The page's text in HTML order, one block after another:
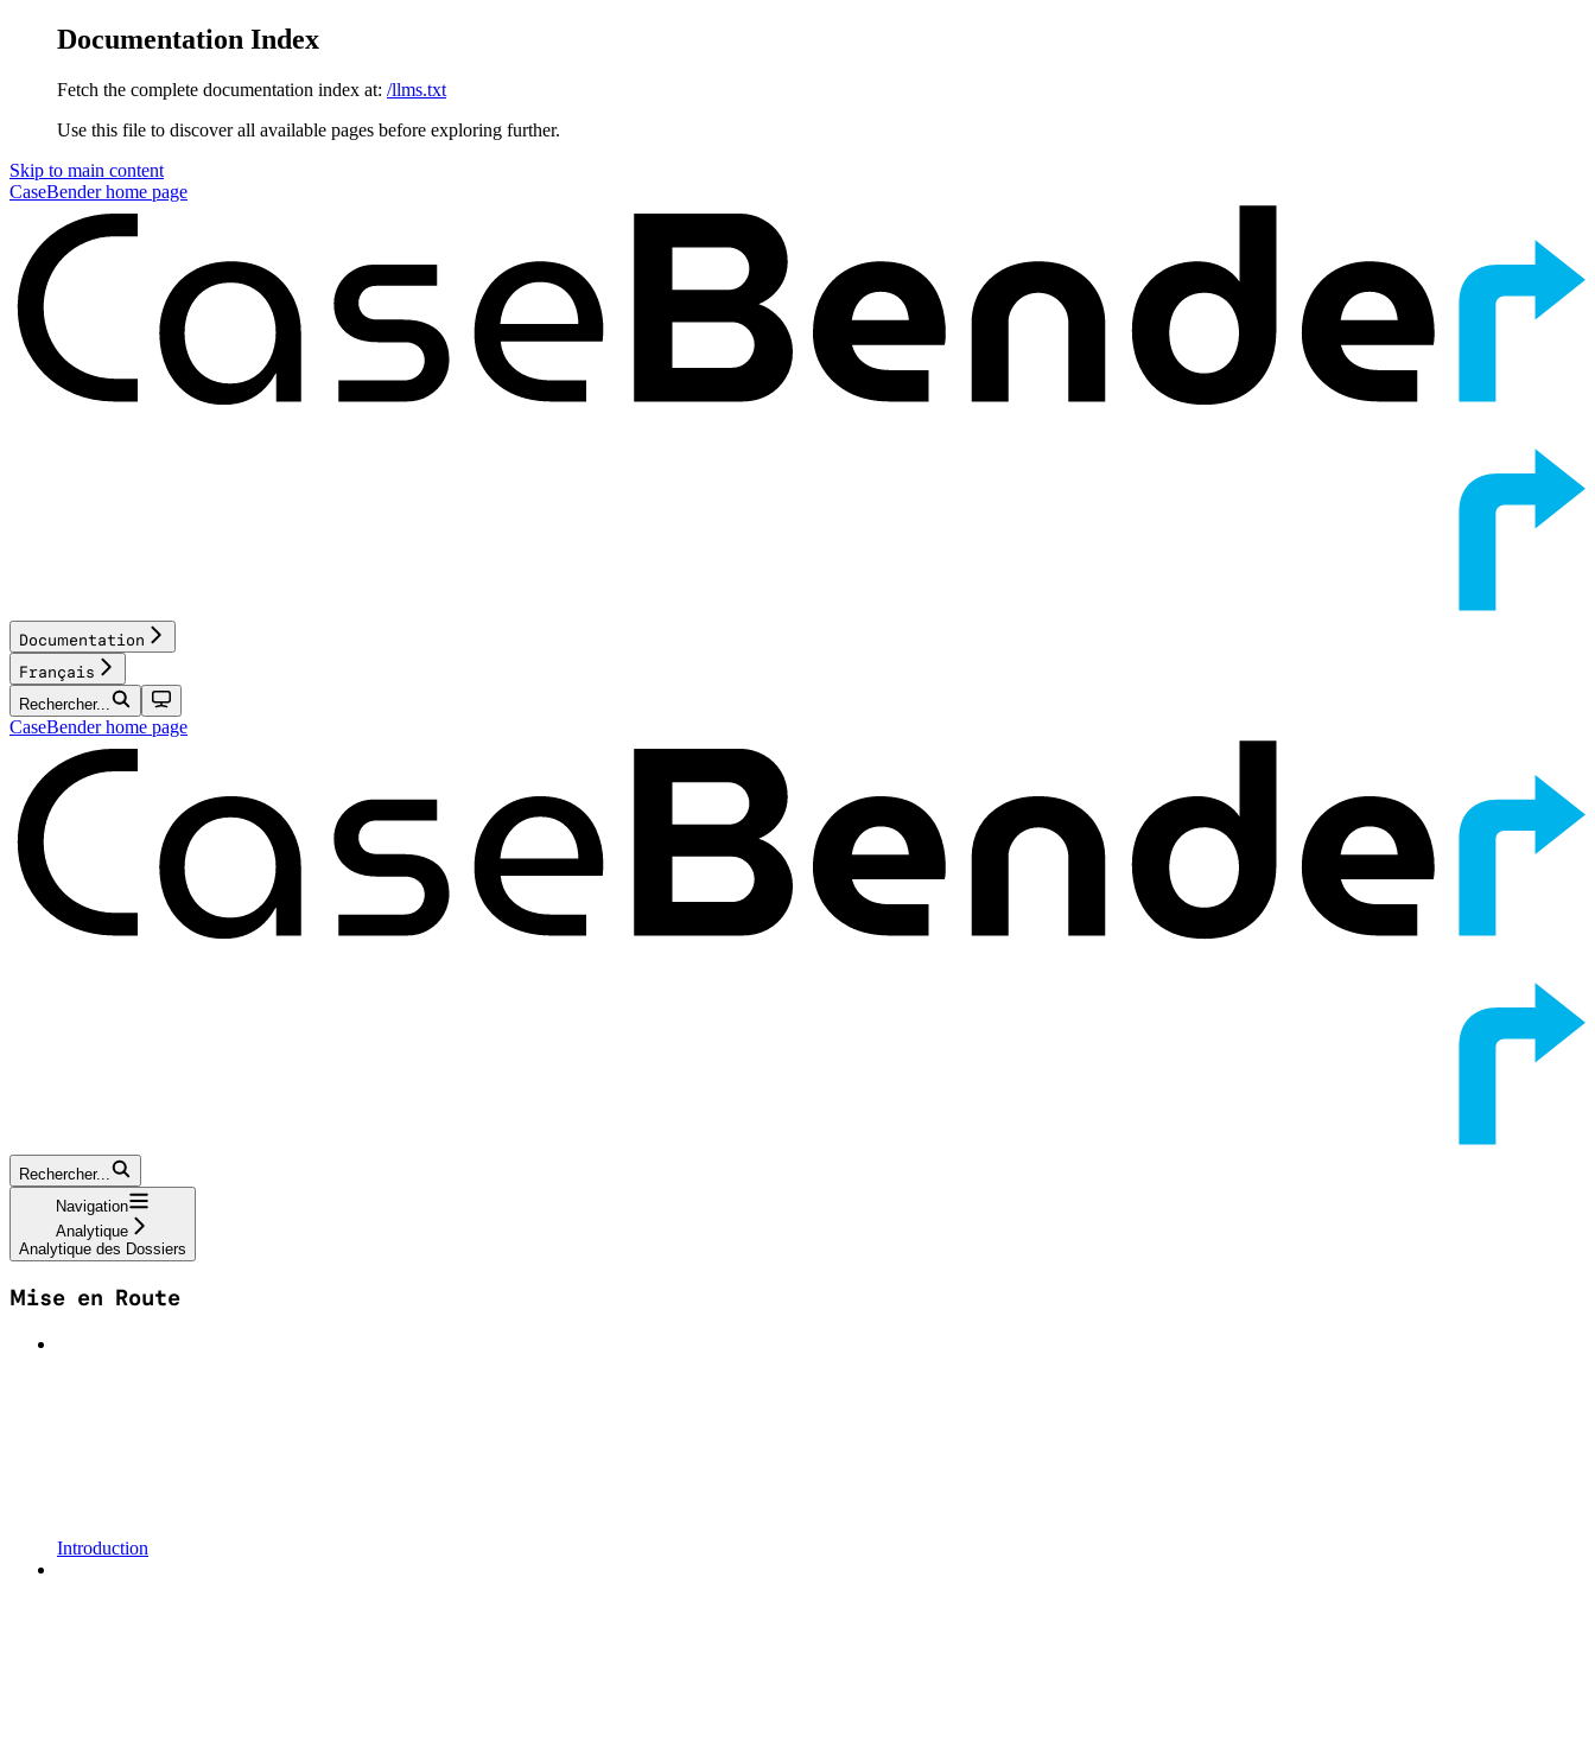
Documentation Index
Fetch the complete documentation index at: /llms.txt
Use this file to discover all available pages before exploring further.
Skip to main content
CaseBenderhome page
Documentation
Français
Rechercher...
CaseBenderhome page
Rechercher...
Navigation
Analytique
Analytique des Dossiers
Mise en Route
Introduction